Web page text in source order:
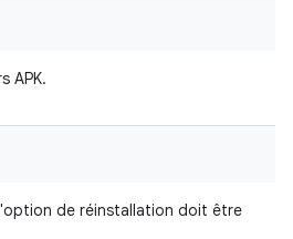
APK.
de réinstallation doit être